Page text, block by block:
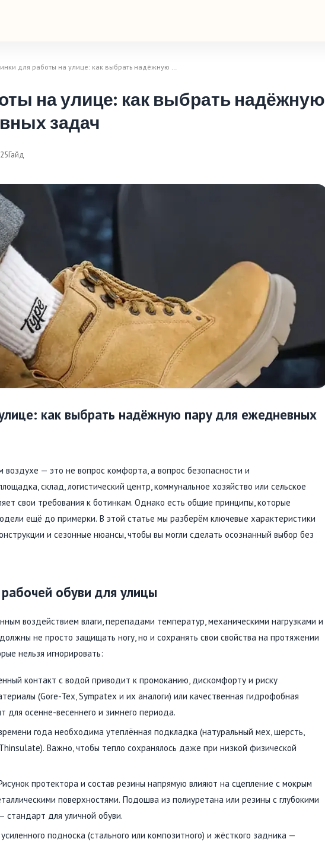
для работы на улице: как выбрать надёжную …
на улице: как выбрать надёжную
задач
Гайд
как выбрать надёжную пару для ежедневных
— это не вопрос комфорта, а вопрос безопасности и
склад, логистический центр, коммунальное хозяйство или сельское
свои требования к ботинкам. Однако есть общие принципы, которые
ещё до примерки. В этой статье мы разберём ключевые характеристики
и сезонные нюансы, чтобы вы могли сделать осознанный выбор без
обуви для улицы
воздействием влаги, перепадами температур, механическими нагрузками и
не просто защищать ногу, но и сохранять свои свойства на протяжении
нельзя игнорировать:
контакт с водой приводит к промоканию, дискомфорту и риску
(Gore-Tex, Sympatex и их аналоги) или качественная гидрофобная
для осенне-весеннего и зимнего периода.
года необходима утеплённая подкладка (натуральный мех, шерсть,
Важно, чтобы тепло сохранялось даже при низкой физической
протектора и состав резины напрямую влияют на сцепление с мокрым
поверхностями. Подошва из полиуретана или резины с глубокими
стандарт для уличной обуви.
подноска (стального или композитного) и жёсткого задника —